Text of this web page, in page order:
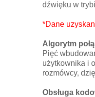
dźwięku w
*Dane
Algorytm
Pięć
użytkownika i
rozmówcy,
Obsługa